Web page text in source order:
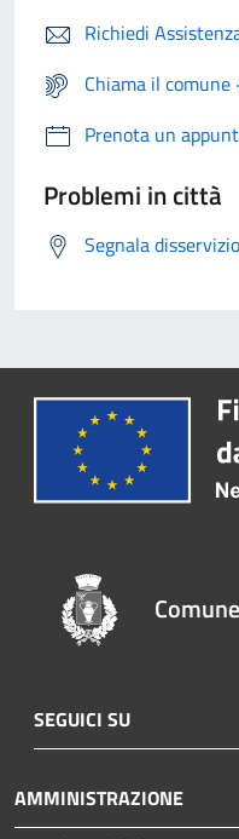
Richiedi
Chiama il
Prenota un
Problemi in città
Segnala disservizio
SEGUICI SU
AMMINISTRAZIONE